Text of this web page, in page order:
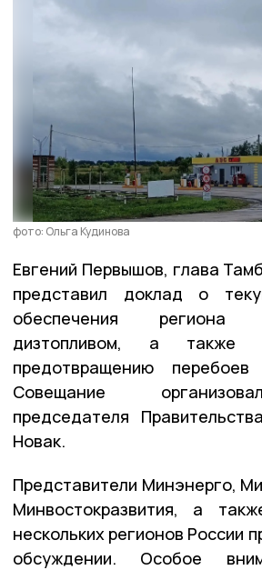
фото: Ольга Кудинова
Евгений Первышов, глава
представил доклад о
обеспечения
дизтопливом, а
предотвращению
Совещание
председателя
Новак.
Представители Минэнерго,
Минвостокразвития, а
нескольких регионов России
обсуждении. Особое